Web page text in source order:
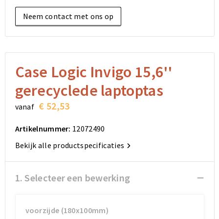
Elektronica, Gadgets en USB
Sleutelhangers en Lanyards
Anti-stress
Lampen en Gereedschap
Aanstekers
Snoepgoed
Sinterklaas
Reistassensets
Goodiebags
Golftassen
Opvouwbare tassen
Autotassen
Matrozentassen
Schoudertassen
Rugzakken
Bodywarmers
Kleding sets
Reistassensets
Goodiebags
Golftassen
Opvouwbare tassen
Autotassen
Matrozentassen
Schoudertassen
Rugzakken
Overhemden
Jassen
Broeken en Rokken
Schoenen
Neem contact met ons op
Case Logic Invigo 15,6''
gerecyclede laptoptas
vanaf € 52,53
Artikelnummer: 12072490
Bekijk alle productspecificaties
1. Selecteer een bewerking
voorzijde (180x100mm)